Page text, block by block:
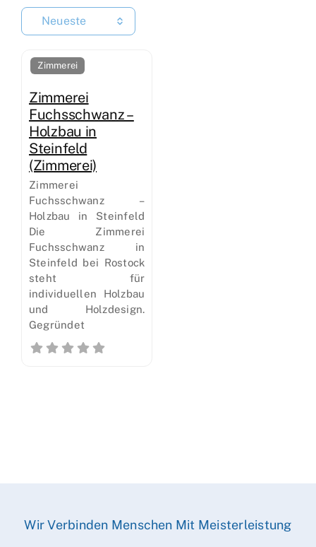
Neueste
Zimmerei
Zimmerei
Fuchsschwanz –
Holzbau in
Steinfeld
(Zimmerei)
Zimmerei
Fuchsschwanz –
Holzbau in Steinfeld
Die Zimmerei
Fuchsschwanz in
Steinfeld bei Rostock
steht für
individuellen Holzbau
und Holzdesign.
Gegründet
Wir Verbinden Menschen Mit Meisterleistung